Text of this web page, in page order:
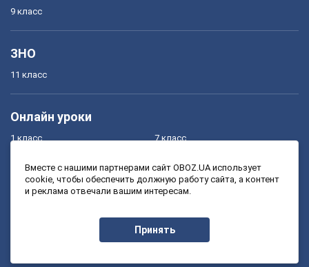
9 класс
ЗНО
11 класс
Онлайн уроки
1 класс
3 класс
7 класс
9 класс
Вместе с нашими партнерами сайт OBOZ.UA использует
cookie, чтобы обеспечить должную работу сайта, а контент
и реклама отвечали вашим интересам.
Принять